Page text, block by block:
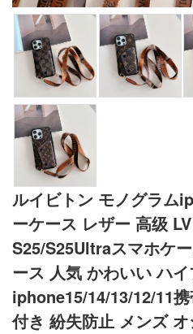
ルイビトン モノグラム
ーケース レザー 高级
S25/S25Ultraスマホケ
ース 人気 かわいい ハ
iphone15/14/13/12/11
付き 紛失防止 メンズ